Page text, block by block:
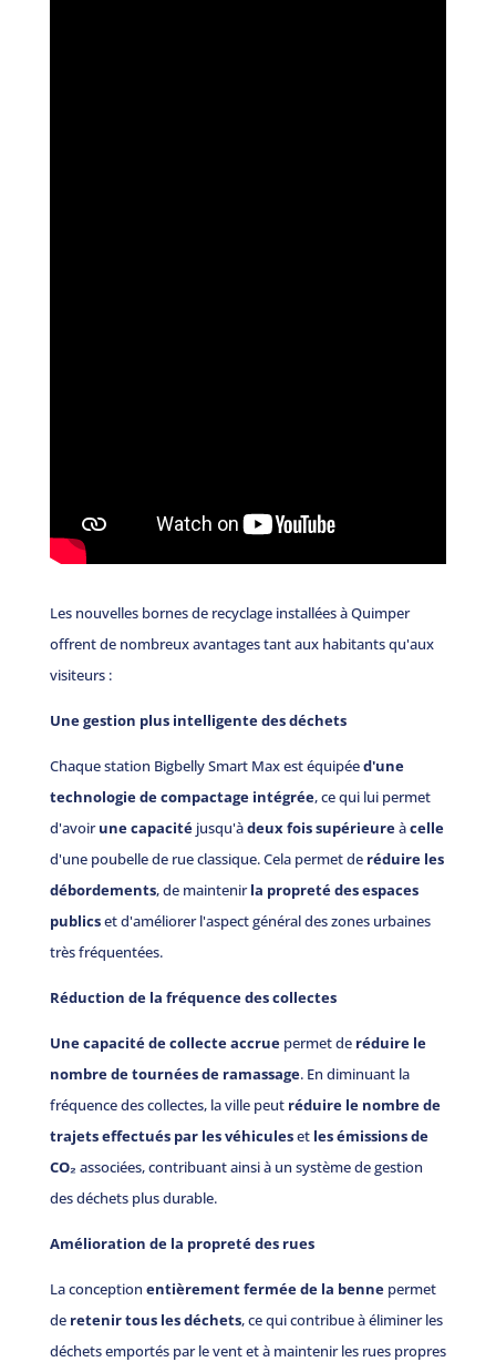
Les nouvelles bornes de recyclage installées à Quimper
offrent de nombreux avantages tant aux habitants qu'aux
visiteurs :
Une gestion plus intelligente des déchets
Chaque station Bigbelly Smart Max est équipéed'une
technologie de compactage intégrée, ce qui lui permet
d'avoirune capacitéjusqu'àdeux fois supérieureàcelle
d'une poubelle de rue classique. Cela permet de réduire les
débordements, de maintenirla propreté des espaces
publicset d'améliorer l'aspect général des zones urbaines
très fréquentées.
Réduction de la fréquence des collectes
Une capacité de collecte accruepermet de réduire le
nombre de tournées de ramassage. En diminuant la
fréquence des collectes, la ville peut réduire le nombre de
trajets effectués par les véhiculeset les émissions de
CO₂ associées, contribuant ainsi à un système de gestion
des déchets plus durable.
Amélioration de la propreté des rues
La conception entièrement fermée de la bennepermet
de retenir tous les déchets, ce qui contribue à éliminer les
déchets emportés par le vent et à maintenir les rues propres